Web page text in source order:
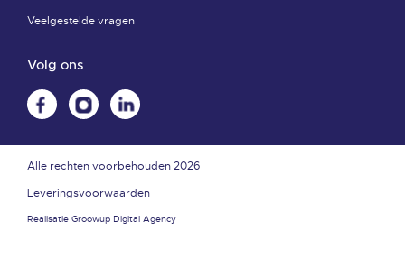
Veelgestelde vragen
Volg ons
Alle rechten voorbehouden 2026
Leveringsvoorwaarden
Realisatie Groowup Digital Agency